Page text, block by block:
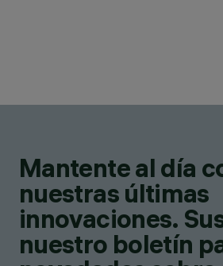
Mantente al día
nuestras últimas
innovaciones.
nuestro boletín